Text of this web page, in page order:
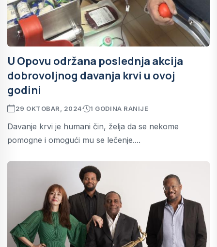
U Opovu održana poslednja akcija
dobrovoljnog davanja krvi u ovoj
godini
29 OKTOBAR, 2024 1 GODINA RANIJE
Davanje krvi je humani čin, želja da se nekome
pomogne i omogući mu se lečenje....